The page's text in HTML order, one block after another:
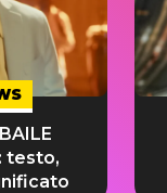
testo,